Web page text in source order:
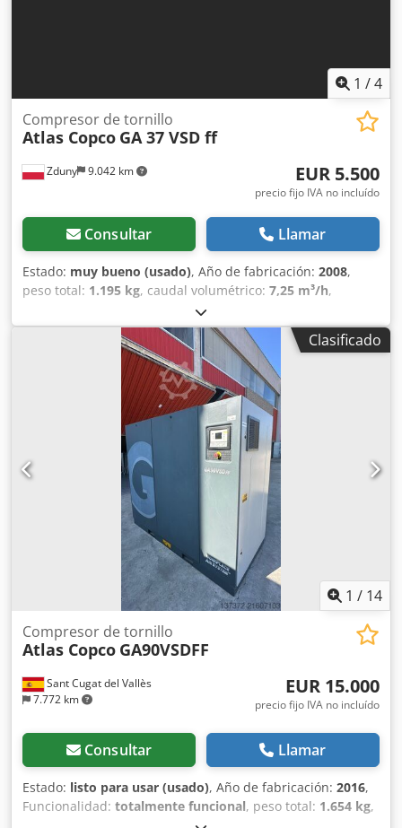
1 /4
Zduny 9.042 km
Compresor de tornillo
Atlas Copco GA 37 VSD ff
EUR 5.500
precio fijo IVA no incluído
Consultar Llamar
Estado: muy bueno (usado), Año de fabricación: 2008,
peso total: 1.195 kg, caudal volumétrico: 7,25 m³/h,
13 bar
400 V, Compresor de tornillo ATLAS COPCO GA 37 VSD ff
Velocidad variable, (inverter) Con secador frigorífico Motor
de 37 kw Caudal 7,25 m3/min Presión 13 bar Dwodet Hdh
Njpfx Afhja Kilometraje 13200 Mtg Compresor en pleno
Clasificado
1 / 14
Sant Cugat del Vallès
7.772 km
Compresor de tornillo
Atlas Copco GA90VSDFF
EUR 15.000
precio fijo IVA no incluído
Consultar Llamar
Estado: listo para usar (usado), Año de fabricación: 2016,
Funcionalidad: totalmente funcional, peso total: 1.654 kg,